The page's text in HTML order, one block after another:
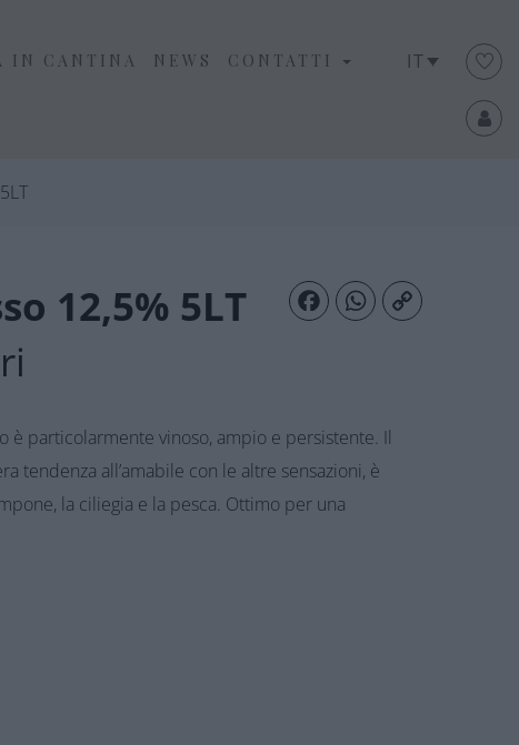
IN CANTINA NEWS CONTATTI IT
12,5% 5LT
FacebookWhatsAppCopy Link
è particolarmente vinoso, ampio e persistente. Il
tendenza all’amabile con le altre sensazioni, è
la ciliegia e la pesca. Ottimo per una